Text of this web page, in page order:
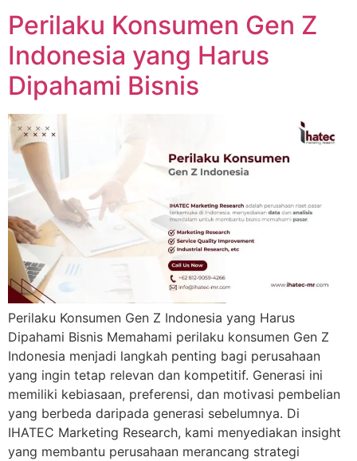
Perilaku Konsumen Gen Z
Indonesia yang Harus
Dipahami Bisnis
Perilaku Konsumen Gen Z Indonesia yang Harus
Dipahami Bisnis Memahami perilaku konsumen Gen Z
Indonesia menjadi langkah penting bagi perusahaan
yang ingin tetap relevan dan kompetitif. Generasi ini
memiliki kebiasaan, preferensi, dan motivasi pembelian
yang berbeda daripada generasi sebelumnya. Di
IHATEC Marketing Research, kami menyediakan insight
yang membantu perusahaan merancang strategi